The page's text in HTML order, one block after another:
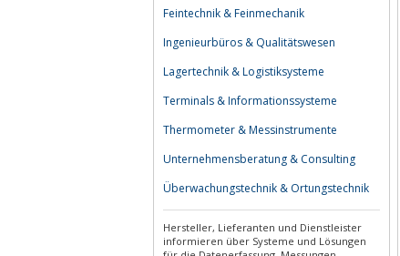
Feintechnik & Feinmechanik
Ingenieurbüros & Qualitätswesen
Lagertechnik & Logistiksysteme
Terminals & Informationssysteme
Thermometer & Messinstrumente
Unternehmensberatung & Consulting
Überwachungstechnik & Ortungstechnik
Hersteller, Lieferanten und Dienstleister
informieren über Systeme und Lösungen